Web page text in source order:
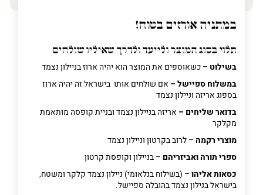
במתניה אורזים בטוח!
תלוי בסוג המוצר ולייעד ולדרך שאיליו שולחים
בשילוט – כשאוספים את המוצר הוא יהיה ארוז בניילון נצמד
במשלוח ספיישל – אם שולחים אותו בישראל זה יהיה ארוז
בספוג אריזה וניילון נצמד
בדואר שליחים – אריזה בניילון נצמד ובניית קופסה מותאמת
מקלקר
מוצרי רקמה – לרוב בקרטון וניילון נצמד
ספרי תורה ואביזריהם – בניילון וקופסת קרטון
כסאות אליהו– (בשילוח בנלאומי) ניילון נצמד קלקר ומשטח,
בישראל בנילון נצמד בהובלה ספיישל.